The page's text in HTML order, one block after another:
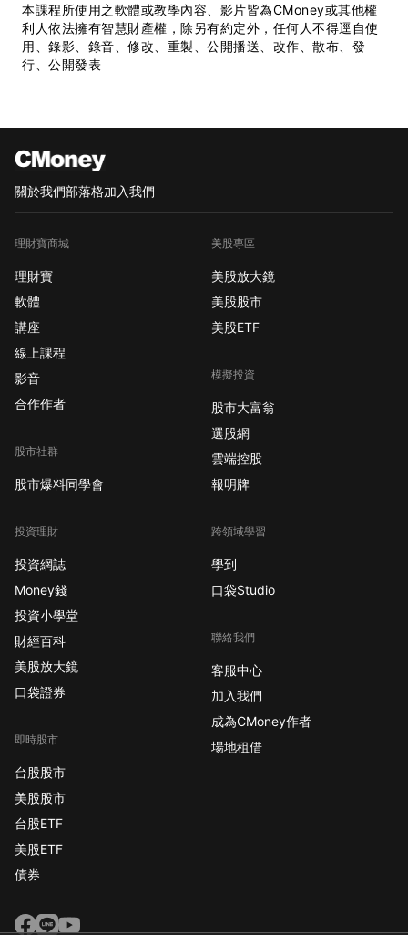
本課程所使用之軟體或教學內容、影片皆為CMoney或其他權
利人依法擁有智慧財產權，除另有約定外，任何人不得逕自使
用、錄影、錄音、修改、重製、公開播送、改作、散布、發
行、公開發表
關於我們部落格加入我們
理財寶商城
理財寶
軟體
講座
線上課程
影音
合作作者
股市社群
股市爆料同學會
投資理財
投資網誌
Money錢
投資小學堂
財經百科
美股放大鏡
口袋證券
即時股市
台股股市
美股股市
台股ETF
美股ETF
債券
美股專區
美股放大鏡
美股股市
美股ETF
模擬投資
股市大富翁
選股網
雲端控股
報明牌
跨領域學習
學到
口袋Studio
聯絡我們
客服中心
加入我們
成為CMoney作者
場地租借